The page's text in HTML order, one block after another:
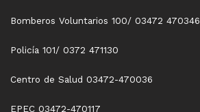
Bomberos Voluntarios 100/ 03472 470346
Policía 101/ 0372 471130
Centro de Salud 03472-470036
EPEC 03472-470117